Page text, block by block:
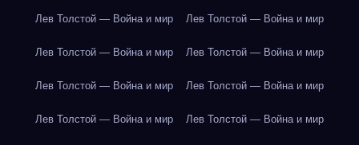
Лев Толстой — Война и мир Лев Толстой — Война и мир
Лев Толстой — Война и мир Лев Толстой — Война и мир
Лев Толстой — Война и мир Лев Толстой — Война и мир
Лев Толстой — Война и мир Лев Толстой — Война и мир